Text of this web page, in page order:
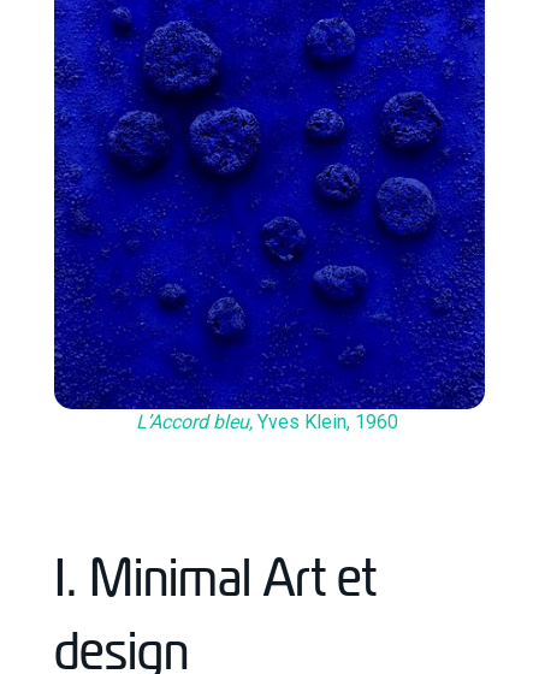
L’Accord bleu,Yves Klein, 1960
I. Minimal Art et
design